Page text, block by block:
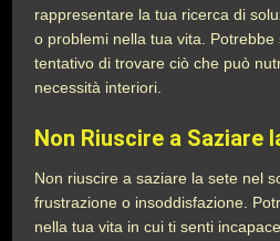
rappresentare la tua ricerca di
o problemi nella tua vita.
tentativo di trovare ciò che può
necessità interiori.
Non Riuscire a Saziare
Non riuscire a saziare la sete nel
frustrazione o insoddisfazione.
nella tua vita in cui ti senti